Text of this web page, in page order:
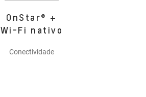
OnStar® +
Wi-Fi nativo
Conectividade